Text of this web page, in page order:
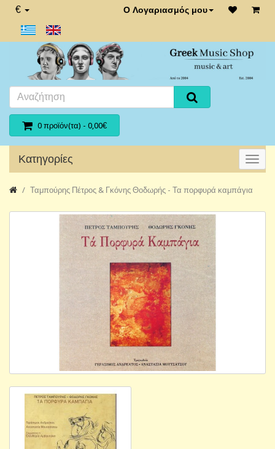
€ Ο Λογαριασμός μου
0 προϊόν(τα) - 0,00€
Κατηγορίες
Ταμπούρης Πέτρος & Γκόνης Θοδωρής - Τα πορφυρά καμπάγια